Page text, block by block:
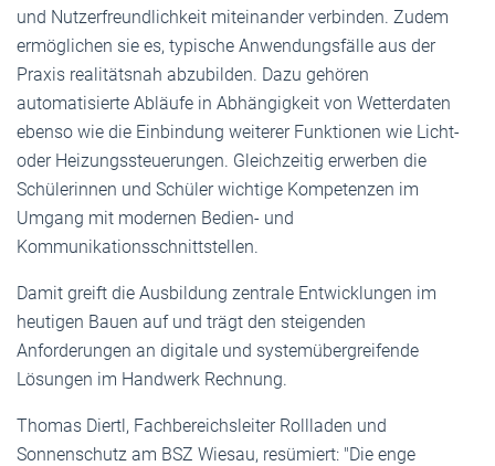
und Nutzerfreundlichkeit miteinander verbinden. Zudem
ermöglichen sie es, typische Anwendungsfälle aus der
Praxis realitätsnah abzubilden. Dazu gehören
automatisierte Abläufe in Abhängigkeit von Wetterdaten
ebenso wie die Einbindung weiterer Funktionen wie Licht-
oder Heizungssteuerungen. Gleichzeitig erwerben die
Schülerinnen und Schüler wichtige Kompetenzen im
Umgang mit modernen Bedien- und
Kommunikationsschnittstellen.
Damit greift die Ausbildung zentrale Entwicklungen im
heutigen Bauen auf und trägt den steigenden
Anforderungen an digitale und systemübergreifende
Lösungen im Handwerk Rechnung.
Thomas Diertl, Fachbereichsleiter Rollladen und
Sonnenschutz am BSZ Wiesau, resümiert: "Die enge